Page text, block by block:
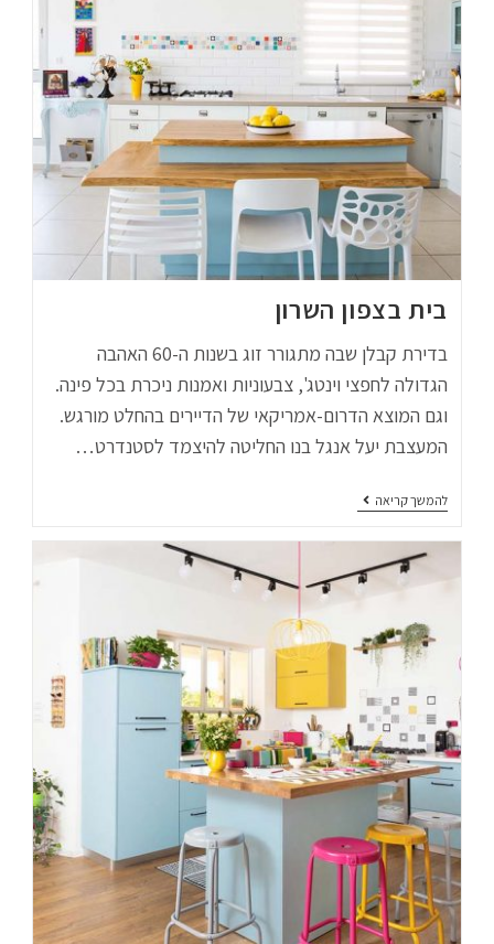
בית בצפון השרון
בדירת קבלן שבה מתגורר זוג בשנות ה-60 האהבה
הגדולה לחפצי וינטג', צבעוניות ואמנות ניכרת בכל פינה.
וגם המוצא הדרום-אמריקאי של הדיירים בהחלט מורגש.
המעצבת יעל אנגל בנו החליטה להיצמד לסטנדרט…
להמשך קריאה